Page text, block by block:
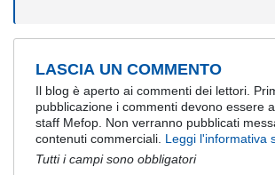
LASCIA UN COMMENTO
Il blog è aperto ai commenti dei lettori.
pubblicazione i commenti devono essere
staff Mefop. Non verranno pubblicati
contenuti commerciali. Leggi l'informativa
Tutti i campi sono obbligatori